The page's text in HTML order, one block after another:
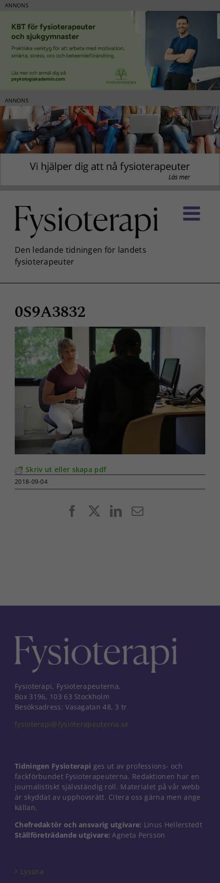
ANNONS
ANNONS
innehållet
0S9A3832
Skriv ut eller skapa pdf
2018-09-04
FacebookLinkedIn
E-
Fysioterapi, Fysioterapeuterna,
Box 3196, 103 63 Stockholm
Besöksadress: Vasagatan 48, 3 tr
fysioterapi@fysioterapeuterna.se
Tidningen Fysioterapi ges ut av professions- och
fackförbundet Fysioterapeuterna. Redaktionen har en
journalistiskt självständig roll. Materialet på vår webb
är skyddat av upphovsrätt. Citera oss gärna men ange
källan.
Chefredaktör och ansvarig utgivare: Linus Hellerstedt
Ställföreträdande utgivare: Agneta Persson
Lyssna
Nödvändiga